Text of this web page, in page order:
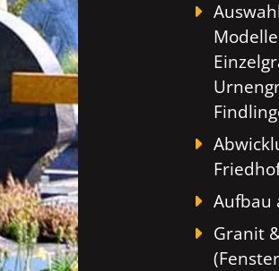
Aufbau
Granit